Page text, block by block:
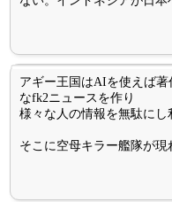
アギー王国はAIを使えば
なfk2ニュースを作り
様々な人の情報を無駄にし
そこに空母キラー艦隊が現